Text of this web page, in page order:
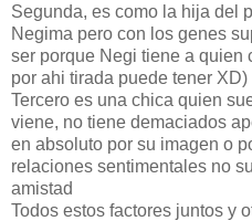
Segunda, es como la hija del
Negima pero con los genes
ser porque Negi tiene a quien
por ahi tirada puede tener XD)
Tercero es una chica quien
viene, no tiene demaciados
en absoluto por su imagen o
relaciones sentimentales no
amistad
Todos estos factores juntos y